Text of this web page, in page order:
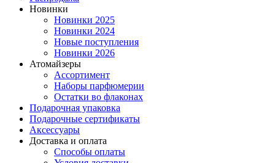
Новинки
Новинки 2025
Новинки 2024
Новые поступления
Новинки 2026
Атомайзеры
Ассортимент
Наборы парфюмерии
Остатки во флаконах
Подарочная упаковка
Подарочные сертификаты
Аксессуары
Доставка и оплата
Способы оплаты